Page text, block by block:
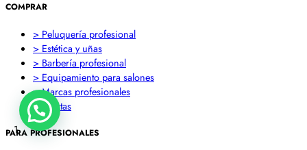
COMPRAR
> Peluquería profesional
> Estética y uñas
> Barbería profesional
> Equipamiento para salones
> Marcas profesionales
> Ofertas
PARA PROFESIONALES
1